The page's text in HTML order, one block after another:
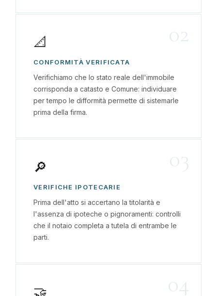
02
📐
CONFORMITÀ VERIFICATA
Verifichiamo che lo stato reale dell'immobile
corrisponda a catasto e Comune: individuare
per tempo le difformità permette di sistemarle
prima della firma.
03
🔎
VERIFICHE IPOTECARIE
Prima dell'atto si accertano la titolarità e
l'assenza di ipoteche o pignoramenti: controlli
che il notaio completa a tutela di entrambe le
parti.
04
🤝